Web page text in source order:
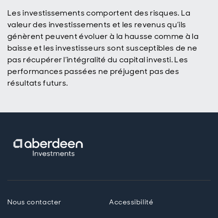
Les investissements comportent des risques. La
valeur des investissements et les revenus qu’ils
génèrent peuvent évoluer à la hausse comme à la
baisse et les investisseurs sont susceptibles de ne
pas récupérer l’intégralité du capital investi. Les
performances passées ne préjugent pas des
résultats futurs.
Nous contacter Accessibilité